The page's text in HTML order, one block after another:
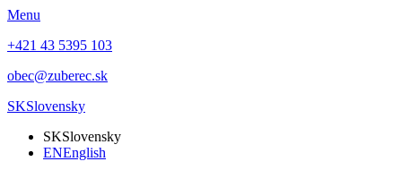
Menu
+421 43 5395 103
obec@zuberec.sk
SKSlovensky
SKSlovensky
ENEnglish